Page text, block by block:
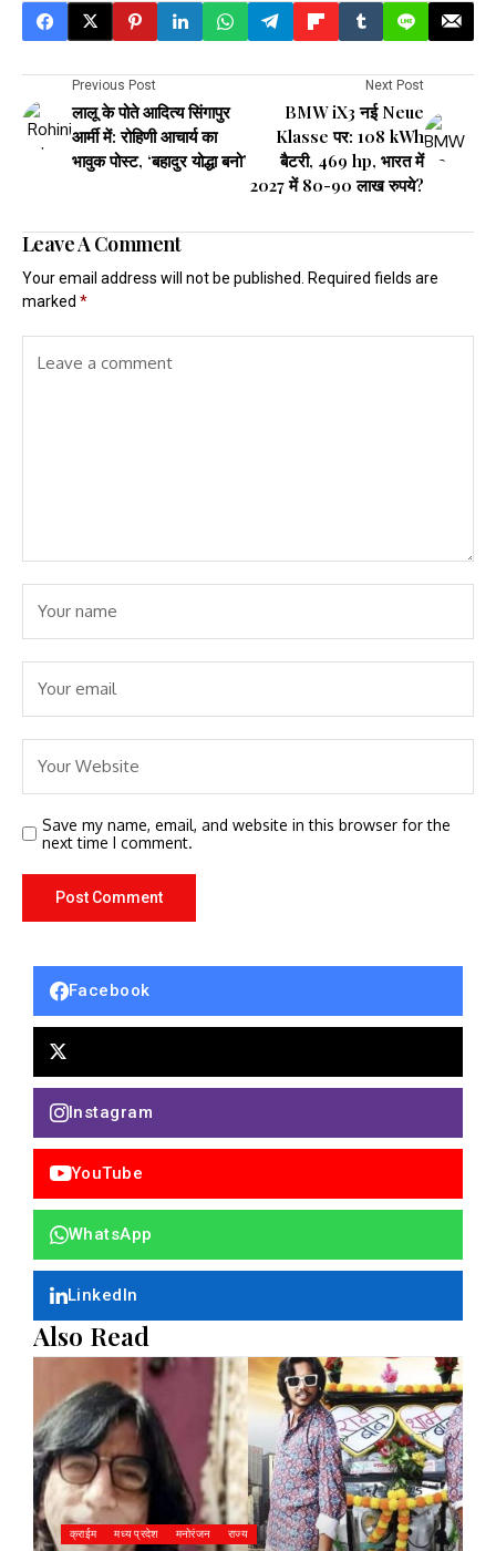
Previous Post
लालू के पोते आदित्य सिंगापुर
आर्मी में: रोहिणी आचार्य का
भावुक पोस्ट, ‘बहादुर योद्धा बनो’
Next Post
BMW iX3 नई Neue
Klasse पर: 108 kWh
बैटरी, 469 hp, भारत में
2027 में 80-90 लाख रुपये?
Leave A Comment
Your email address will not be published. Required fields are
marked *
Save my name, email, and website in this browser for the
next time I comment.
Facebook
Instagram
YouTube
WhatsApp
LinkedIn
Also Read
क्राईम मध्य प्रदेश मनोरंजन राज्य